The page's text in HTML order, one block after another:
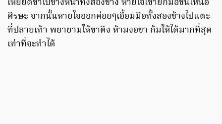
ศีรษะ จากนั้นหายใจออกค่อยๆเอื้อมมือทั้งสองข้างไปแตะ
ที่ปลายเท้า พยายามให้ขาตึง ห้ามงอขา ก้มให้ได้มากที่สุด
เท่าที่จะทำได้